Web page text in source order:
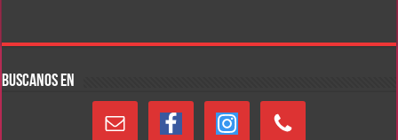
BUSCANOS EN